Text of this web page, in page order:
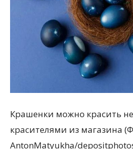
Крашенки можно красить
красителями из магазина
AntonMatyukha/